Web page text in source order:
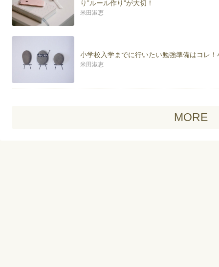
り”ルール作り”が大切！
米田淑恵
小学校入学までに行いたい勉強準備はコレ
米田淑恵
MORE